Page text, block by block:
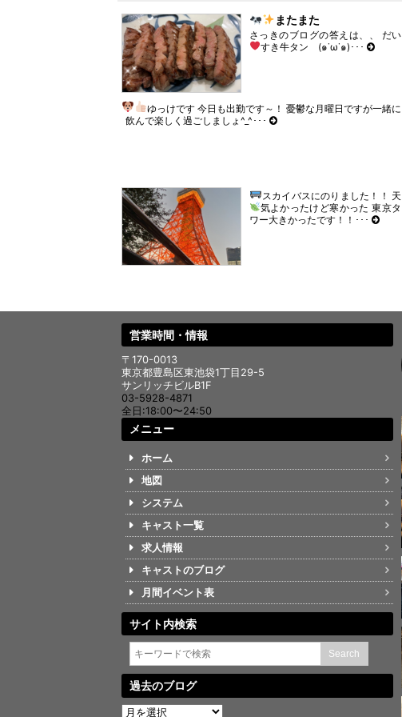
ま
す)
ウ
ィ
ン
ド
ウ
で
開
き
す)
またまた
さっきのブログの答えは、、 だい
すき牛タン (๑˙ω˙๑) ･･･
ゆっけです 今日も出勤です～！ 憂鬱な月曜日ですが一緒に
飲んで楽しく過ごしましょ^_^･･･
スカイバスにのりました！！ 天
気よかったけど寒かった 東京タ
ワー大きかったです！！･･･
営業時間・情報
〒170-0013
東京都豊島区東池袋1丁目29-5
サンリッチビルB1F
03-5928-4871
全日:18:00〜24:50
メニュー
ホーム
地図
システム
キャスト一覧
求人情報
キャストのブログ
月間イベント表
サイト内検索
過去のブログ
過